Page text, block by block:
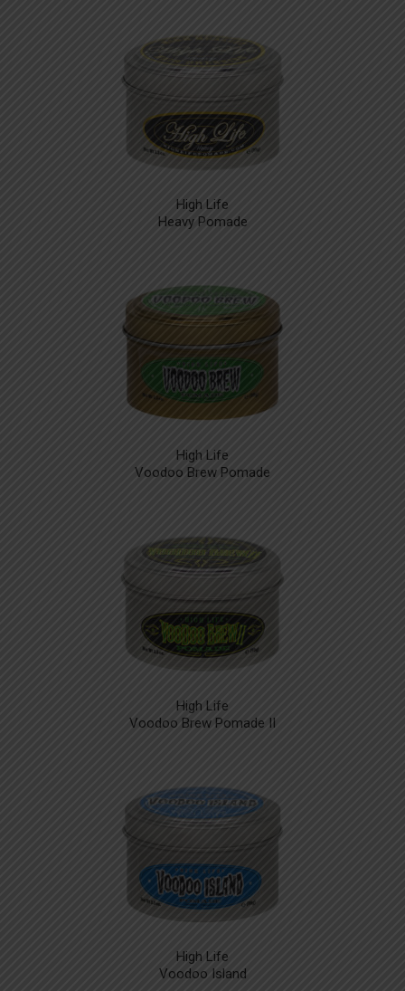
High Life
Heavy Pomade
High Life
Voodoo Brew Pomade
High Life
Voodoo Brew Pomade II
High Life
Voodoo Island